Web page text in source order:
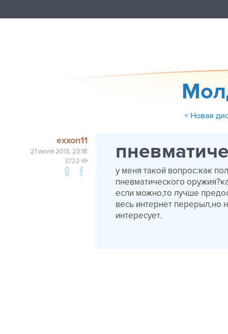
+ Новая
exxon11
21 июля 2013, 23:18
3722
у меня такой вопрос:как
пневматического
если можно,то лучше
весь интернет перерыл,но
интересует.